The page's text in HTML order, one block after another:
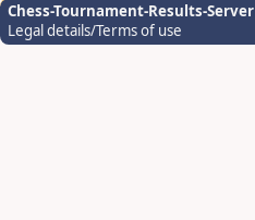
Chess-Tournament-Results-Server
Legal details/Terms of use